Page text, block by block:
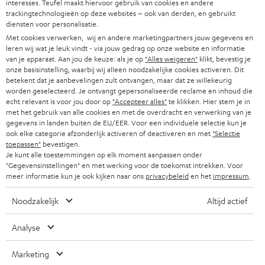
a
n
e
w
s
l
e
t
t
e
r
BARRES DE SON
STEREO
SMART HOME
BLUETOOTH
CASQUES AUDIO
CASQUES BLUETOOTH AUDIO
SYSTEMES COMPLETS
HAUT PARLEURS
ULTIMA
CARRIÈRES
PRESSE
B2B
BLOG
NEWSLETTER
MAGASINS
AVANTAGES D’ACHAT
L’HISTOIRE DE TEUFEL
MANAGEMENT
DEVELOPPEMENT DURABLE
ALLEMAGNE
AUTRICHE
SUISSE
PAYS-BAS
BELGIQUE
FRANCE
ESPAGNE
interesses. Teufel maakt hiervoor gebruik van cookies en andere
trackingtechnologieën op deze websites – ook van derden, en gebruikt
diensten voor personalisatie.
Met cookies verwerken, wij en andere marketingpartners jouw gegevens en
leren wij wat je leuk vindt - via jouw gedrag op onze website en informatie
van je apparaat. Aan jou de keuze: als je op "Alles weigeren" klikt, bevestig je
onze basisinstelling, waarbij wij alleen noodzakelijke cookies activeren. Dit
betekent dat je aanbevelingen zult ontvangen, maar dat ze willekeurig
worden geselecteerd. Je ontvangt gepersonaliseerde reclame en inhoud die
echt relevant is voor jou door op "Accepteer alles"te klikken. Hier stem je in
met het gebruik van alle cookies en met de overdracht en verwerking van je
gegevens in landen buiten de EU/EER. Voor een individuele selectie kun je
ook elke categorie afzonderlijk activeren of deactiveren en met "Selectie
toepassen" bevestigen.
Je kunt alle toestemmingen op elk moment aanpassen onder
"Gegevensinstellingen" en met werking voor de toekomst intrekken. Voor
meer informatie kun je ook kijken naar ons privacybeleiden het impressum
Noodzakelijk Altijd actief
Analyse
Marketing